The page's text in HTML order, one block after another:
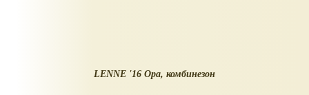
LENNE '16 Opa, комбинезон